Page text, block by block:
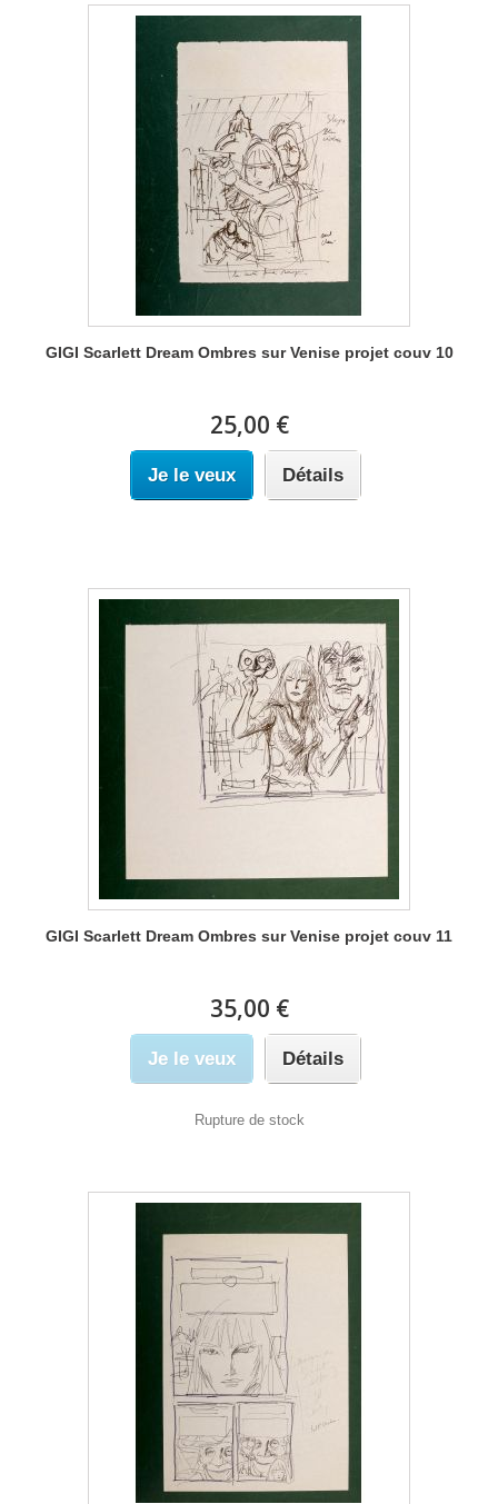
GIGI Scarlett Dream Ombres sur Venise projet couv 10
25,00 €
Je le veux Détails
GIGI Scarlett Dream Ombres sur Venise projet couv 11
35,00 €
Je le veux Détails
Rupture de stock